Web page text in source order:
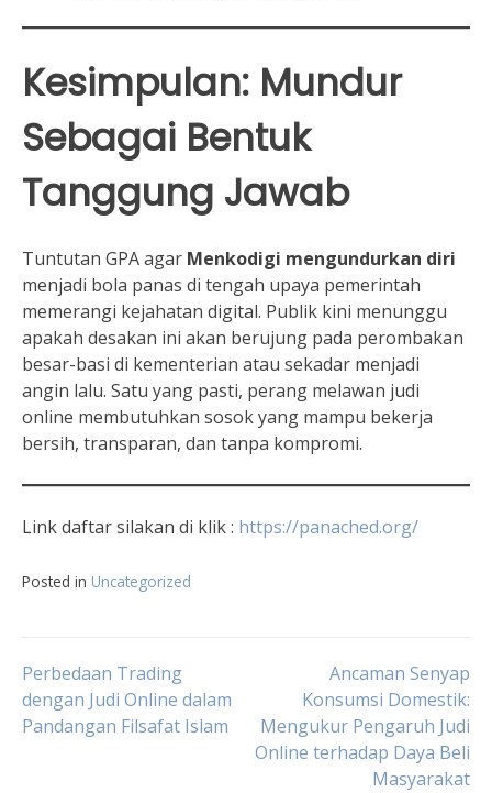
Kesimpulan: Mundur
Sebagai Bentuk
Tanggung Jawab
Tuntutan GPA agar Menkodigi mengundurkan diri
menjadi bola panas di tengah upaya pemerintah
memerangi kejahatan digital. Publik kini menunggu
apakah desakan ini akan berujung pada perombakan
besar-basi di kementerian atau sekadar menjadi
angin lalu. Satu yang pasti, perang melawan judi
online membutuhkan sosok yang mampu bekerja
bersih, transparan, dan tanpa kompromi.
Link daftar silakan di klik : https://panached.org/
Posted in Uncategorized
Navigasi
pos
Perbedaan Trading
dengan Judi Online dalam
Pandangan Filsafat Islam
Ancaman Senyap
Konsumsi Domestik:
Mengukur Pengaruh Judi
Online terhadap Daya Beli
Masyarakat